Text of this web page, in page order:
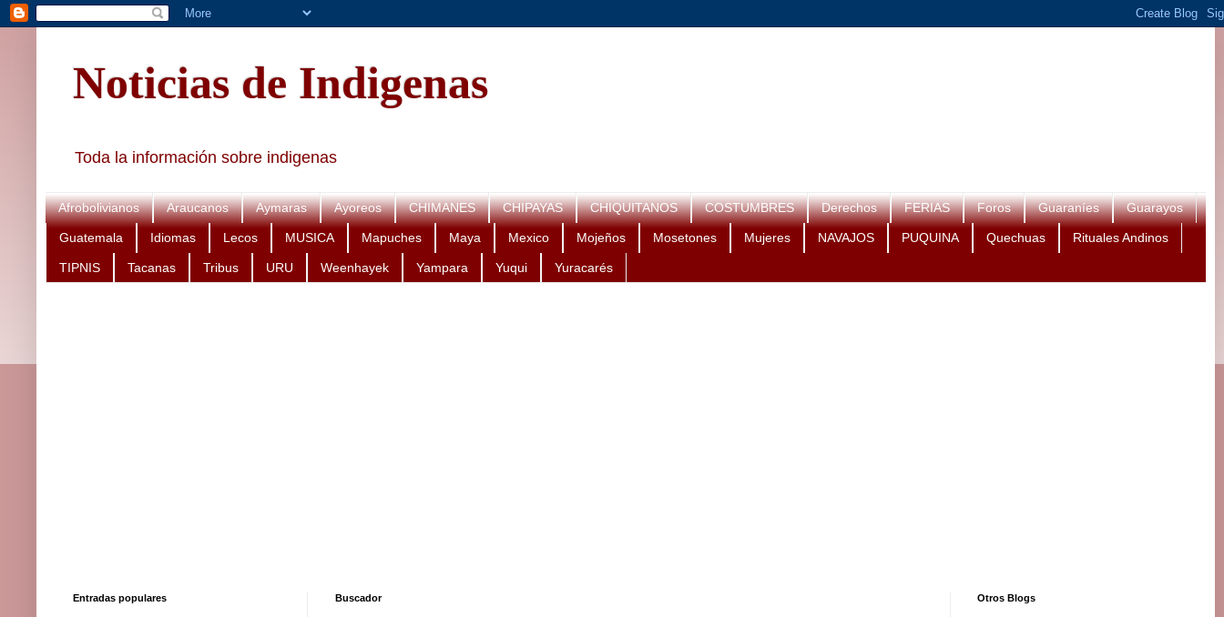
Noticias de Indigenas
Toda la información sobre indigenas
Afrobolivianos Araucanos Aymaras Ayoreos CHIMANES CHIPAYAS CHIQUITANOS COSTUMBRES Derechos FERIAS Foros Guaraníes Guarayos
Guatemala Idiomas Lecos MUSICA Mapuches Maya Mexico Mojeños Mosetones Mujeres NAVAJOS PUQUINA Quechuas Rituales Andinos
TIPNIS Tacanas Tribus URU Weenhayek Yampara Yuqui Yuracarés
Buscador
Entradas populares Otros Blogs